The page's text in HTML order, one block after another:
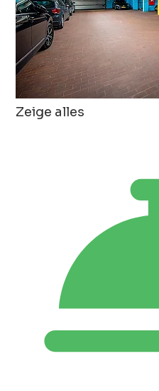
Zeige alles